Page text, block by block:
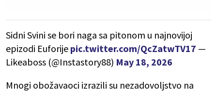
Sidni Svini se bori naga sa pitonom u najnovijoj
epizodi Euforije pic.twitter.com/QcZatwTV17 —
Likeaboss (@Instastory88) May 18, 2026
Mnogi obožavaoci izrazili su nezadovoljstvo na